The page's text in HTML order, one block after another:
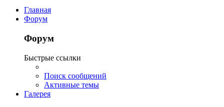
Главная
Форум
Форум
Быстрые ссылки
Поиск сообщений
Активные темы
Галерея